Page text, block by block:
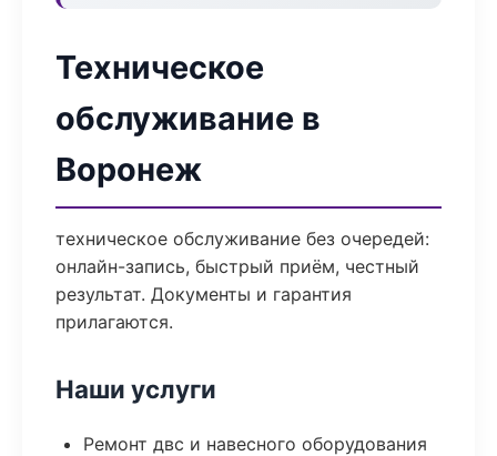
Техническое
обслуживание в
Воронеж
техническое обслуживание без очередей:
онлайн-запись, быстрый приём, честный
результат. Документы и гарантия
прилагаются.
Наши услуги
Ремонт двс и навесного оборудования